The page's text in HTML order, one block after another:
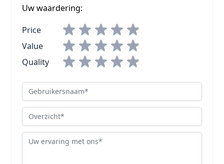
Uw waardering:
Price
Value
Quality
Gebruikersnaam
Overzicht
Review